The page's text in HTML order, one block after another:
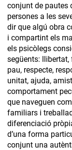
conjunt de pautes
persones a les
dir que algú obra
i compartint els
els psicòlegs
següents:
pau, respecte,
unitat, ajuda,
comportament
que naveguen
familiars i
diferenciació
d’una forma
conjunt una